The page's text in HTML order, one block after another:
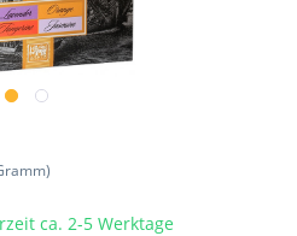
ca. 2-5 Werktage